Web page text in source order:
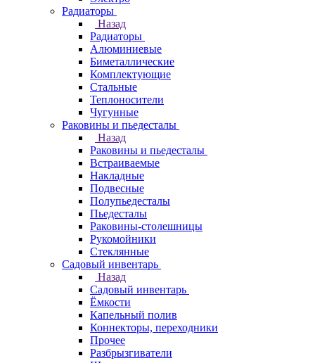
Радиаторы
Назад
Радиаторы
Алюминиевые
Биметаллические
Комплектующие
Стальные
Теплоносители
Чугунные
Раковины и пьедесталы
Назад
Раковины и пьедесталы
Встраиваемые
Накладные
Подвесные
Полупьедесталы
Пьедесталы
Раковины-столешницы
Рукомойники
Стеклянные
Садовый инвентарь
Назад
Садовый инвентарь
Ёмкости
Капельный полив
Коннекторы, переходники
Прочее
Разбрызгиватели